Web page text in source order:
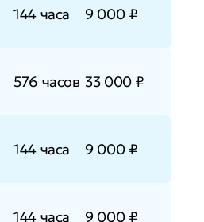
144 часа 9 000 ₽
576 часов 33 000 ₽
144 часа 9 000 ₽
144 часа 9 000 ₽